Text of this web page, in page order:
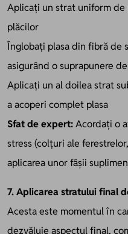
Aplicați un strat uniform de
plăcilor
Înglobați plasa din fibră de
asigurând o suprapunere
Aplicați un al doilea strat
a acoperi complet plasa
Sfat de expert:Acordați o
stress (colțuri ale
aplicarea unor fâșii
7. Aplicarea stratului final
Acesta este momentul în
dezvăluie aspectul final,